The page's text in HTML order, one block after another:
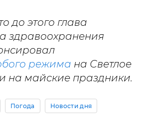
до этого глава
здравоохранения
режима на Светлое
на майские праздники.
Погода Новости дня